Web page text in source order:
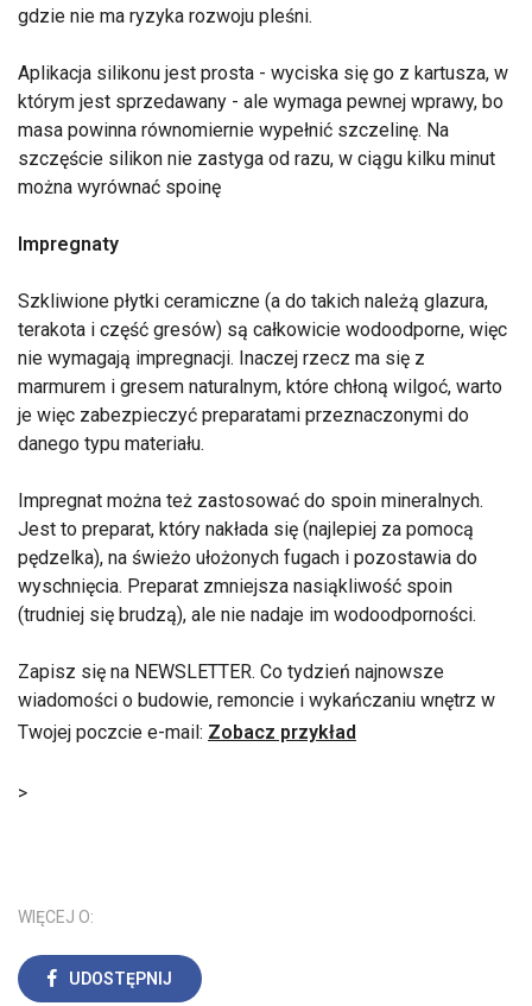
gdzie nie ma ryzyka rozwoju pleśni.
Aplikacja silikonu jest prosta - wyciska się go z kartusza, w
którym jest sprzedawany - ale wymaga pewnej wprawy, bo
masa powinna równomiernie wypełnić szczelinę. Na
szczęście silikon nie zastyga od razu, w ciągu kilku minut
można wyrównać spoinę
Impregnaty
Szkliwione płytki ceramiczne (a do takich należą glazura,
terakota i część gresów) są całkowicie wodoodporne, więc
nie wymagają impregnacji. Inaczej rzecz ma się z
marmurem i gresem naturalnym, które chłoną wilgoć, warto
je więc zabezpieczyć preparatami przeznaczonymi do
danego typu materiału.
Impregnat można też zastosować do spoin mineralnych.
Jest to preparat, który nakłada się (najlepiej za pomocą
pędzelka), na świeżo ułożonych fugach i pozostawia do
wyschnięcia. Preparat zmniejsza nasiąkliwość spoin
(trudniej się brudzą), ale nie nadaje im wodoodporności.
Zapisz się na NEWSLETTER. Co tydzień najnowsze
wiadomości o budowie, remoncie i wykańczaniu wnętrz w
Twojej poczcie e-mail: Zobacz przykład
>
WIĘCEJ O:
UDOSTĘPNIJ